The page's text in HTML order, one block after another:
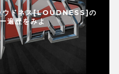
ウドネス[LOUDNESS]の
遍歴をみよ